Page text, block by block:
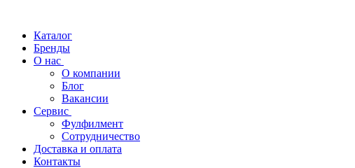
Каталог
Бренды
О нас
О компании
Блог
Вакансии
Сервис
Фулфилмент
Сотрудничество
Доставка и оплата
Контакты